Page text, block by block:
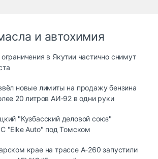
и автохимия
в Якутии частично снимут
новые лимиты на продажу бензина
20 литров АИ‑92 в одни руки
"Кузбасский деловой союз"
"Elke Auto" под Томском
крае на трассе А-260 запустили